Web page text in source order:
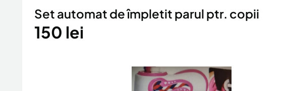
Set automat de împletit parul ptr. copii
150 lei